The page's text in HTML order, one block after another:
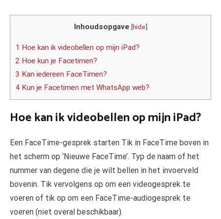
Inhoudsopgave [hide]
1 Hoe kan ik videobellen op mijn iPad?
2 Hoe kun je Facetimen?
3 Kan iedereen FaceTimen?
4 Kun je Facetimen met WhatsApp web?
Hoe kan ik videobellen op mijn iPad?
Een FaceTime-gesprek starten Tik in FaceTime boven in
het scherm op ‘Nieuwe FaceTime’. Typ de naam of het
nummer van degene die je wilt bellen in het invoerveld
bovenin. Tik vervolgens op om een videogesprek te
voeren of tik op om een FaceTime-audiogesprek te
voeren (niet overal beschikbaar).